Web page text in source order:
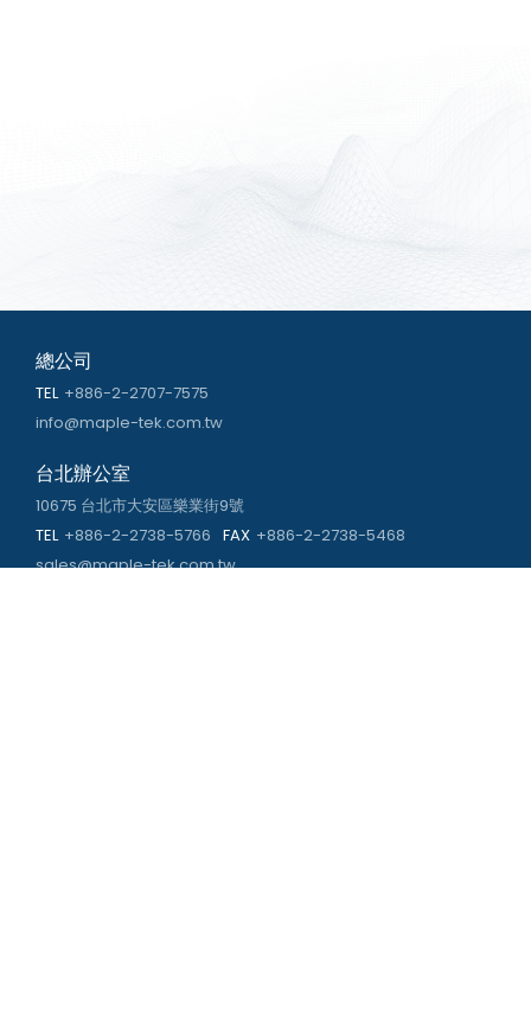
總公司
TEL +886-2-2707-7575
info@maple-tek.com.tw
台北辦公室
10675 台北市大安區樂業街9號
TEL +886-2-2738-5766 FAX +886-2-2738-5468
sales@maple-tek.com.tw